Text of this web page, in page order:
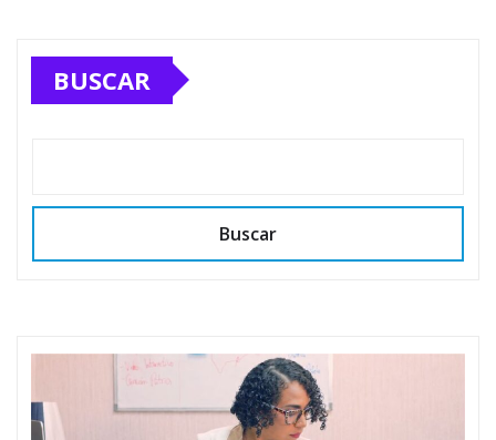
BUSCAR
Buscar